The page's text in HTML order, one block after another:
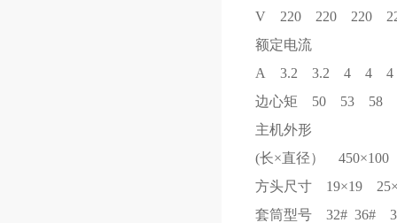
V 220 220 220
额定电流
A 3.2 3.2 4 4 4
边心矩 50 53 58
主机外形
(长×直径）
方头尺寸 19×19
套筒型号 32# 36#